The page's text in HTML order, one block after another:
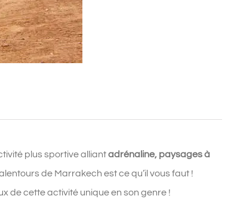
plus sportive alliantadrénaline, paysages à
de Marrakech est ce qu’il vous faut !
de cette activité unique en son genre !